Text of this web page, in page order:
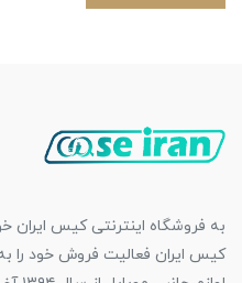
به فروشگاه اینترنتی کیس ایران
کیس ایران فعالیت فروش خود